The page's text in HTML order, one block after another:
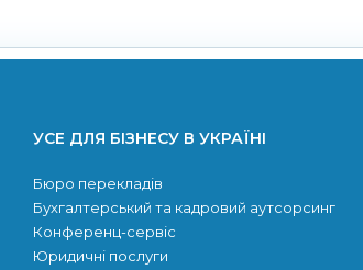
УСЕ ДЛЯ БІЗНЕСУ В УКРАЇНІ
Бюро перекладів
Бухгалтерський та кадровий аутсорсинг
Конференц-сервіс
Юридичні послуги